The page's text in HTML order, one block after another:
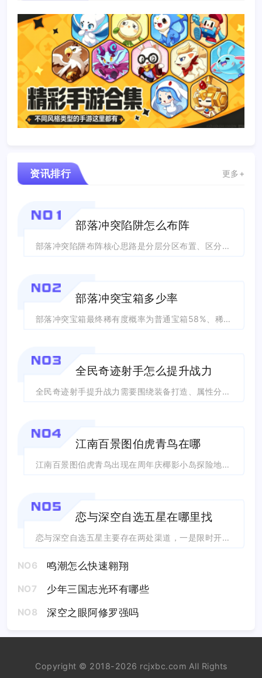
资讯排行 更多+
NO1
部落冲突陷阱怎么布阵
部落冲突陷阱布阵核心思路是分层分区布置、区分空地陷阱职能、依托城墙引导敌军扎堆触...
NO2
部落冲突宝箱多少率
部落冲突宝箱最终稀有度概率为普通宝箱58%、稀有宝箱32%、史诗宝箱8%、传奇宝...
NO3
全民奇迹射手怎么提升战力
全民奇迹射手提升战力需要围绕装备打造、属性分配、养成系统三大核心同步推进，合理规...
NO4
江南百景图伯虎青鸟在哪
江南百景图伯虎青鸟出现在周年庆椰影小岛探险地图内，解锁探险区域、推进主线剧情之后...
NO5
恋与深空自选五星在哪里找
恋与深空自选五星主要存在两处渠道，一是限时开放的特别许愿卡池，二是各类自选珍匣道...
NO6 鸣潮怎么快速翱翔
NO7 少年三国志光环有哪些
NO8 深空之眼阿修罗强吗
Copyright © 2018-2026 rcjxbc.com All Rights